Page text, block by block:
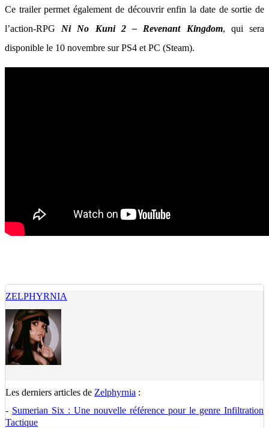
Ce trailer permet également de découvrir enfin la date de sortie de
l’action-RPG Ni No Kuni 2 – Revenant Kingdom, qui sera
disponible le 10 novembre sur PS4 et PC (Steam).
ZELPHYRNIA
Les derniers articles de Zelphyrnia :
- Sumerian Six : Une nouvelle référence pour le genre Infiltration
Tactique